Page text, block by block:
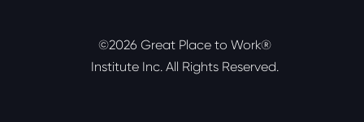
©2026 Great Place to Work®
Institute Inc. All Rights Reserved.